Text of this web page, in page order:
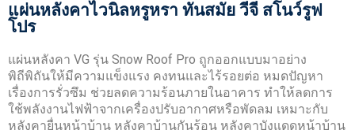
แผ่นหลังคาไวนิลหรูหรา ทันสมัย วีจี สโนว์รูฟ
โปร
แผ่นหลังคา VG รุ่น Snow Roof Pro ถูกออกแบบมาอย่าง
พิถีพิถันให้มีความแข็งแรง คงทนและไร้รอยต่อ หมดปัญหา
เรื่องการรั่วซึม ช่วยลดความร้อนภายในอาคาร ทำให้ลดการ
ใช้พลังงานไฟฟ้าจากเครื่องปรับอากาศหรือพัดลม เหมาะกับ
หลังคายื่นหน้าบ้าน หลังคาบ้านกันร้อน หลังคาบังแดดหน้าบ้าน